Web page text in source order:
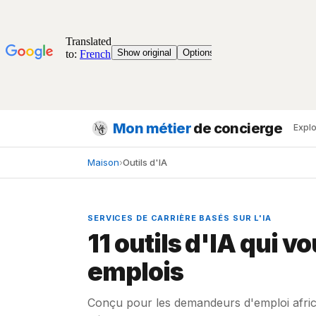
Mon métierde concierge
Maison›Outils d'IA
SERVICES DE CARRIÈRE BASÉS SUR L'IA
11 outils d'IA qui
emplois
Conçu pour les demandeurs d'emploi